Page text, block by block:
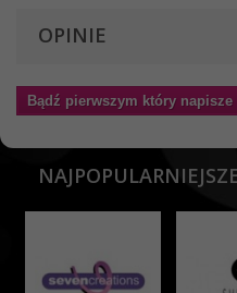
OPINIE
Bądź pierwszym który napisze